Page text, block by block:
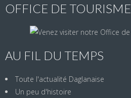
OFFICE DE TOURISME
AU FIL DU TEMPS
Toute l'actualité Daglanaise
Un peu d'histoire